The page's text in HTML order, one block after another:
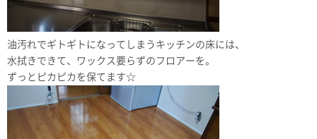
油汚れでギトギトになってしまうキッチンの床には、
水拭きできて、ワックス要らずのフロアーを。
ずっとピカピカを保てます☆